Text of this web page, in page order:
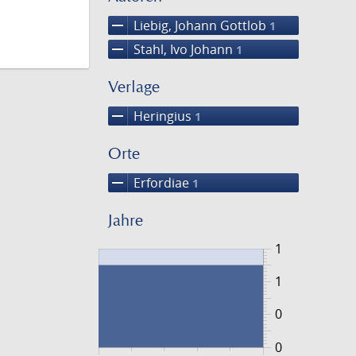
remove Liebig, Johann Gottlob 1
remove Stahl, Ivo Johann 1
Verlage
remove Heringius 1
Orte
remove Erfordiae 1
Jahre
0
1
0
1